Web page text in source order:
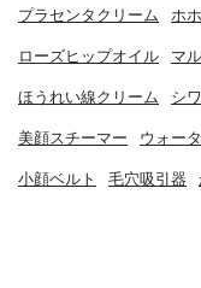
プラセンタクリーム ホ
ローズヒップオイル マ
ほうれい線クリーム シ
美顔スチーマー ウォー
小顔ベルト 毛穴吸引器